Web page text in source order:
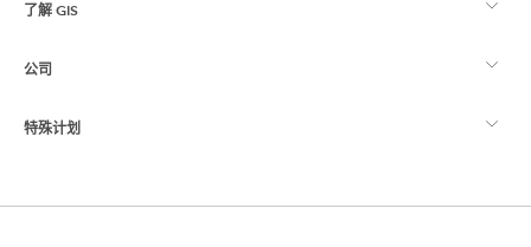
制图
Esri 社区
ArcGIS 博客
用户研究和测试
了解 GIS
什么是 GIS？
位置智能
培训
公司
关于 Esri
特殊计划